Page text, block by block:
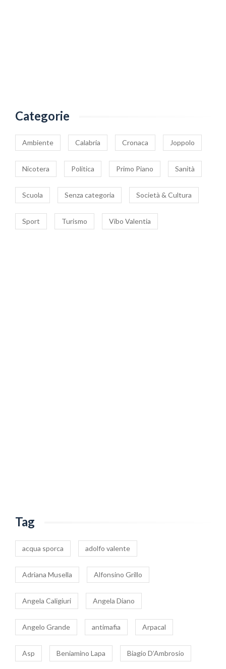
Categorie
Ambiente Calabria Cronaca Joppolo
Nicotera Politica Primo Piano Sanità
Scuola Senza categoria Società & Cultura
Sport Turismo Vibo Valentia
Tag
acqua sporca adolfo valente
Adriana Musella Alfonsino Grillo
Angela Caligiuri Angela Diano
Angelo Grande antimafia Arpacal
Asp Beniamino Lapa Biagio D’Ambrosio